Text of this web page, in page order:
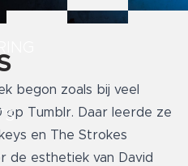
begon zoals bij veel
op Tumblr. Daar leerde ze
en The Strokes
de esthetiek van David